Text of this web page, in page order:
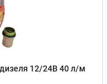
12/24В 40 л/м